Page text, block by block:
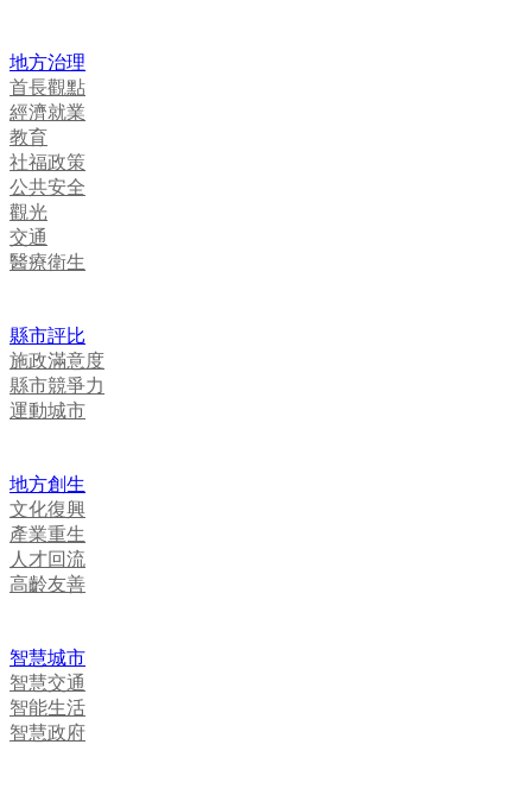
地方治理
首長觀點
經濟就業
教育
社福政策
公共安全
觀光
交通
醫療衛生
縣市評比
施政滿意度
縣市競爭力
運動城市
地方創生
文化復興
產業重生
人才回流
高齡友善
智慧城市
智慧交通
智能生活
智慧政府